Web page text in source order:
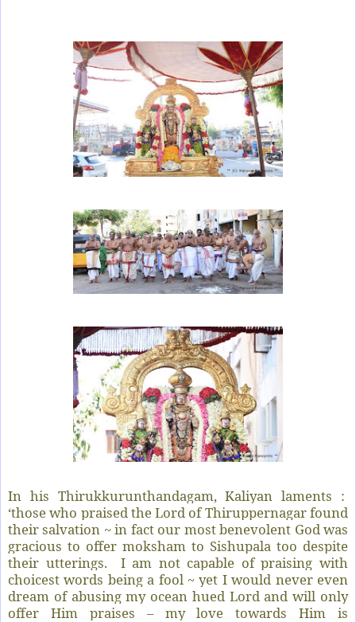
In his Thirukkurunthandagam, Kaliyan laments :
‘those who praised the Lord of Thiruppernagar found
their salvation ~ in fact our most benevolent God was
gracious to offer moksham to Sishupala too despite
their utterings.
I am not capable of praising with
choicest words being a fool ~ yet I would never even
dream of abusing my ocean hued Lord and will only
offer Him praises – my love towards Him is